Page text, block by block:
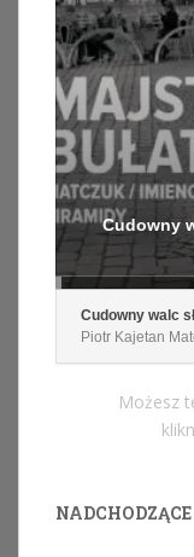
Cudowny
Cudowny walc
Piotr Kajetan
Możesz